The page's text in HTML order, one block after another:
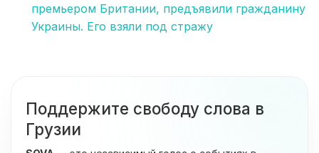
премьером Британии, предъявили гражданину
Украины. Его взяли под стражу
Поддержите свободу слова в
Грузии